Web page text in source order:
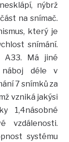
nýbrž
na snímač.
který je
snímání.
A33. Má jiné
náboj déle v
7 snímků za
vzniká jakýsi
1,4násobné
vzdálenosti.
systému